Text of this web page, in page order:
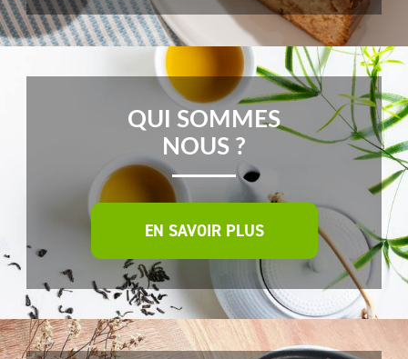
QUI SOMMES
NOUS ?
EN SAVOIR PLUS